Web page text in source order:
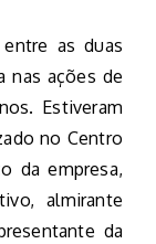
as duas
nas ações de
Estiveram
no Centro
da empresa,
almirante
da